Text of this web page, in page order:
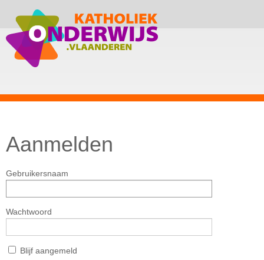
Aanmelden
Gebruikersnaam
Wachtwoord
Blijf aangemeld